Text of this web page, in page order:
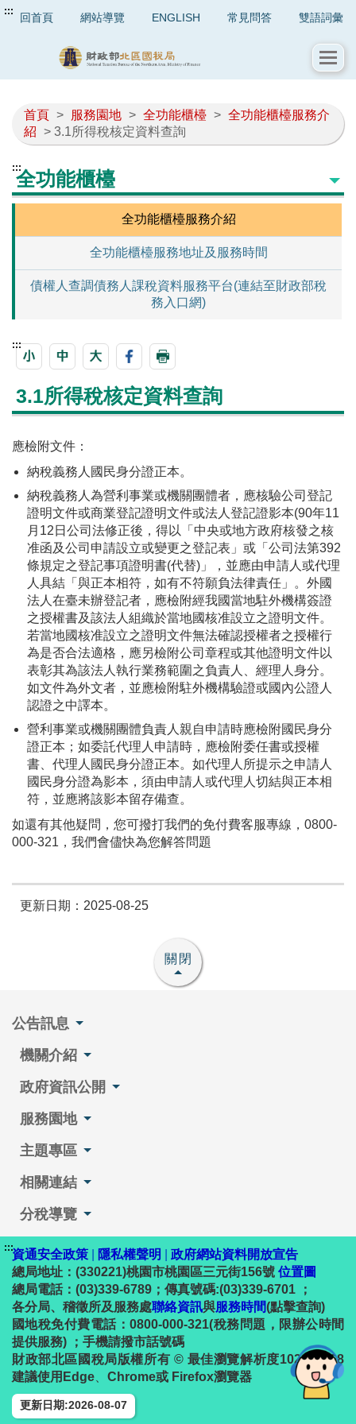
::: 回首頁 網站導覽 ENGLISH 常見問答 雙語詞彙
首頁 > 服務園地 > 全功能櫃檯 > 全功能櫃檯服務介
紹 > 3.1所得稅核定資料查詢
:::全功能櫃檯
全功能櫃檯服務介紹
全功能櫃檯服務地址及服務時間
債權人查調債務人課稅資料服務平台(連結至財政部稅
務入口網)
:::
3.1所得稅核定資料查詢
應檢附文件：
納稅義務人國民身分證正本。
納稅義務人為營利事業或機關團體者，應核驗公司登記
證明文件或商業登記證明文件或法人登記證影本(90年11
月12日公司法修正後，得以「中央或地方政府核發之核
准函及公司申請設立或變更之登記表」或「公司法第392
條規定之登記事項證明書(代替)」，並應由申請人或代理
人具結「與正本相符，如有不符願負法律責任」。外國
法人在臺未辦登記者，應檢附經我國當地駐外機構簽證
之授權書及該法人組織於當地國核准設立之證明文件。
若當地國核准設立之證明文件無法確認授權者之授權行
為是否合法適格，應另檢附公司章程或其他證明文件以
表彰其為該法人執行業務範圍之負責人、經理人身分。
如文件為外文者，並應檢附駐外機構驗證或國內公證人
認證之中譯本。
營利事業或機關團體負責人親自申請時應檢附國民身分
證正本；如委託代理人申請時，應檢附委任書或授權
書、代理人國民身分證正本。如代理人所提示之申請人
國民身分證為影本，須由申請人或代理人切結與正本相
符，並應將該影本留存備查。
如還有其他疑問，您可撥打我們的免付費客服專線，0800-
000-321，我們會儘快為您解答問題
更新日期：2025-08-25
關閉
公告訊息
機關介紹
政府資訊公開
服務園地
主題專區
相關連結
分稅導覽
:::資通安全政策 隱私權聲明
政府網站資料開放宣告
總局地址：(330221)桃園市桃園區三元街156號 位置圖
總局電話：(03)339-6789；傳真號碼:(03)339-6701 ；
各分局、稽徵所及服務處聯絡資訊與服務時間(點擊查詢)
國地稅免付費電話：0800-000-321(稅務問題，限辦公時間
提供服務) ；手機請撥市話號碼
財政部北區國稅局版權所有 © 最佳瀏覽解析度1024 x 768
建議使用Edge
Chrome或 Firefox瀏覽器
更新日期:2026-08-07